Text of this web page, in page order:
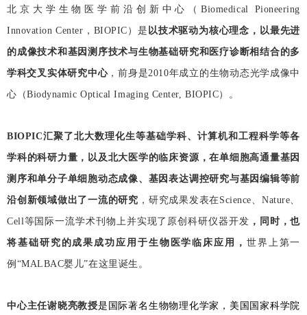
北京大学生物医学前沿创新中心（Biomedical Pioneering
Innovation Center，BIOPIC）是 以技术驱动为核心理念，以最先进
的成像技术和基因测序技术与生物基础研究和医疗诊断相结合的多
学科交叉实体研究中心，前身是2010年成立的生物动态光学成像中
心（Biodynamic Optical Imaging Center, BIOPIC）。
BIOPIC汇聚了北大数理化生等基础学科、计算机和工程科学等各
学科的科研力量， 以及北大医学的临床资源，在单细胞高通量基因
测序和单分子单细胞动态成像、基因表达调控研究与基因编辑等前
沿创新领域做出了一流的研究 ，研究成果发表在Science、Nature、
Cell等国际一流学术刊物上并实现了原创科研仪器开发 ，同时，也
将基础研究的成果成功应用于生物医学临床应用， 世界上第一
例“MALBAC婴儿”在这里诞生。
中心主任谢晓亮教授是国际著名生物物理化学家，美国国家科学院